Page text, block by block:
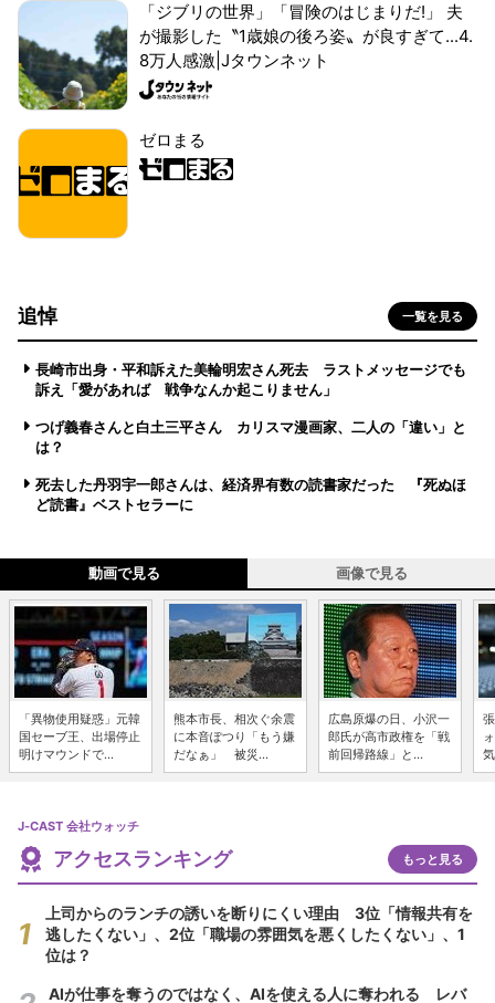
「ジブリの世界」「冒険のはじまりだ!」 夫
が撮影した〝1歳娘の後ろ姿〟が良すぎて...4.
8万人感激|Jタウンネット
ゼロまる
追悼 一覧を見る
長崎市出身・平和訴えた美輪明宏さん死去 ラストメッセージでも
訴え「愛があれば 戦争なんか起こりません」
つげ義春さんと白土三平さん カリスマ漫画家、二人の「違い」と
は？
死去した丹羽宇一郎さんは、経済界有数の読書家だった 『死ぬほ
ど読書』ベストセラーに
動画で見る 画像で見る
「異物使用疑惑」元韓
国セーブ王、出場停止
明けマウンドで...
熊本市長、相次ぐ余震
に本音ぽつり「もう嫌
だなぁ」 被災...
広島原爆の日、小沢一
郎氏が高市政権を「戦
前回帰路線」と...
J-CAST 会社ウォッチ
アクセスランキング もっと見る
上司からのランチの誘いを断りにくい理由 3位「情報共有を
逃したくない」、2位「職場の雰囲気を悪くしたくない」、1
位は？
AIが仕事を奪うのではなく、AIを使える人に奪われる レバ